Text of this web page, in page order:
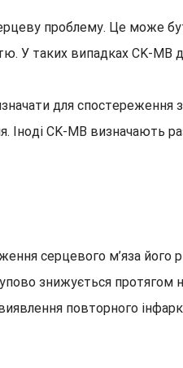
проблему. Це може
У таких випадках CK-MB
для
Іноді CK-MB визначають
серцевого м’яза його
знижується протягом
повторного